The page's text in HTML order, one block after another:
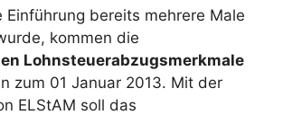
Einführung bereits mehrere Male
kommen die
Lohnsteuerabzugsmerkmale
zum 01 Januar 2013. Mit der
ELStAM soll das